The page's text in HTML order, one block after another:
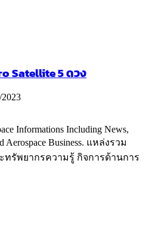
Satellite 5 ดวง
2023
Informations Including News,
Aerospace Business. แหล่งรวม
ทรัพยากรความรู้ กิจการด้านการ